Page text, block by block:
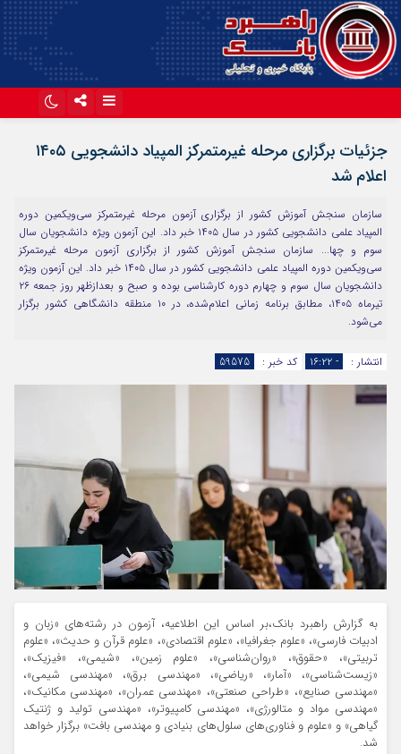
آپارات
جزئیات برگزاری مرحله غیرمتمرکز المپیاد دانشجویی ۱۴۰۵
اعلام شد
سازمان سنجش آموزش کشور از برگزاری آزمون مرحله غیرمتمرکز سی‌ویکمین دوره
المپیاد علمی دانشجویی کشور در سال ۱۴۰۵ خبر داد. این آزمون ویژه دانشجویان سال
سوم و چها... سازمان سنجش آموزش کشور از برگزاری آزمون مرحله غیرمتمرکز
سی‌ویکمین دوره المپیاد علمی دانشجویی کشور در سال ۱۴۰۵ خبر داد. این آزمون ویژه
دانشجویان سال سوم و چهارم دوره کارشناسی بوده و صبح و بعدازظهر روز جمعه ۲۶
تیرماه ۱۴۰۵، مطابق برنامه زمانی اعلام‌شده، در ۱۰ منطقه دانشگاهی کشور برگزار
می‌شود.
انتشار : - ۱۶:۲۲ کد خبر : 59575
به گزارش راهبرد بانک،بر اساس این اطلاعیه، آزمون در رشته‌های «زبان و
ادبیات فارسی»، «علوم جغرافیا»، «علوم اقتصادی»، «علوم قرآن و حدیث»، «علوم
تربیتی»، «حقوق»، «روان‌شناسی»، «علوم زمین»، «شیمی»، «فیزیک»،
«زیست‌شناسی»، «آمار»، «ریاضی»، «مهندسی برق»، «مهندسی شیمی»،
«مهندسی صنایع»، «طراحی صنعتی»، «مهندسی عمران»، «مهندسی مکانیک»،
«مهندسی مواد و متالورژی»، «مهندسی کامپیوتر»، «مهندسی تولید و ژنتیک
گیاهی» و «علوم و فناوری‌های سلول‌های بنیادی و مهندسی بافت» برگزار خواهد
شد.